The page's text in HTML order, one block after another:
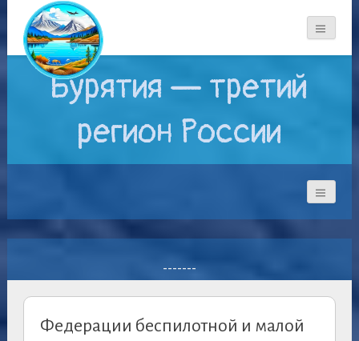
Бурятия — третий
регион России
-------
Федерации беспилотной и малой